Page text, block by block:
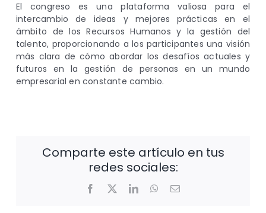
El congreso es una plataforma valiosa para el
intercambio de ideas y mejores prácticas en el
ámbito de los Recursos Humanos y la gestión del
talento, proporcionando a los participantes una visión
más clara de cómo abordar los desafíos actuales y
futuros en la gestión de personas en un mundo
empresarial en constante cambio.
Comparte este artículo en tus
redes sociales:
Facebook
X LinkedInWhatsApp
Correo